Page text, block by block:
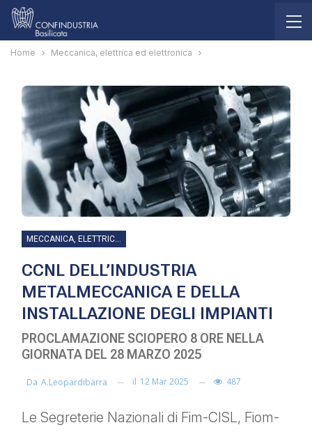
Home Meccanica, elettrica ed elettronica
MECCANICA, ELETTRICA ED ELETTRONICA
CCNL DELL’INDUSTRIA
METALMECCANICA E DELLA
INSTALLAZIONE DEGLI IMPIANTI
PROCLAMAZIONE SCIOPERO 8 ORE NELLA
GIORNATA DEL 28 MARZO 2025
Da A.leopardibarra il 12 Mar 2025 487
Le Segreterie Nazionali di Fim-CISL, Fiom-